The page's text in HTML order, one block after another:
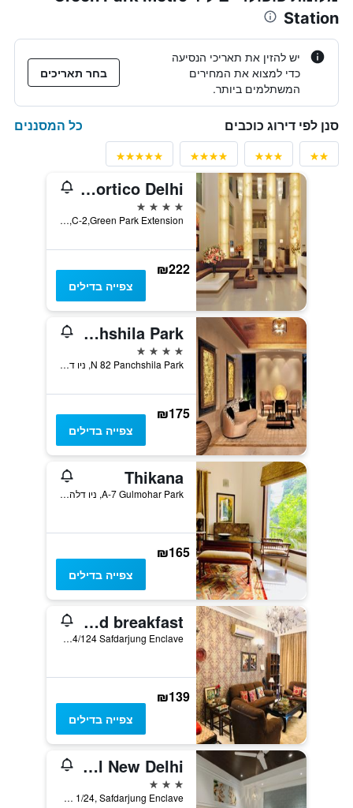
Station
יש להזין את תאריכי הנסיעה
כדי למצוא את המחירים
המשתלמים ביותר.
בחר תאריכים
סנן לפי דירוג כוכבים כל המסננים
The Ashtan Sarovar Portico Delhi
4 כוכבים
C-2,Green Park Extension, ניו דלהי, הודו
₪222
צפייה בדילים
Udman Hotel Panchshila Park
4 כוכבים
N 82 Panchshila Park, ניו דלהי, הודו
₪175
צפייה בדילים
Thikana
A-7 Gulmohar Park, ניו דלהי, הודו
₪165
צפייה בדילים
vandanas bed and breakfast
B4/124 Safdarjung Enclave, ניו דלהי, הודו
₪139
צפייה בדילים
Iris Park Hotel New Delhi
3 כוכבים
A 1/24, Safdarjung Enclave, ניו דלהי, הודו